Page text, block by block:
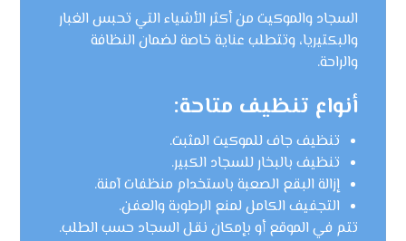
السجاد والموكيت من أكثر الأشياء التي تحبس الغبار
والبكتيريا، وتتطلب عناية خاصة لضمان النظافة
والراحة.
أنواع تنظيف متاحة:
تنظيف جاف للموكيت المثبت.
تنظيف بالبخار للسجاد الكبير.
إزالة البقع الصعبة باستخدام منظفات آمنة.
التجفيف الكامل لمنع الرطوبة والعفن.
تتم في الموقع أو بإمكان نقل السجاد حسب الطلب.